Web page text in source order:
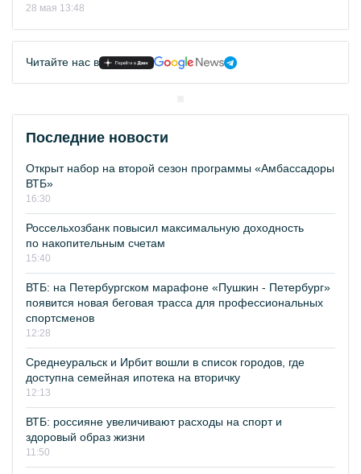
28 мая 13:48
Читайте нас в
Последние новости
Открыт набор на второй сезон программы «Амбассадоры
ВТБ»
16:30
Россельхозбанк повысил максимальную доходность
по накопительным счетам
15:40
ВТБ: на Петербургском марафоне «Пушкин - Петербург»
появится новая беговая трасса для профессиональных
спортсменов
12:28
Среднеуральск и Ирбит вошли в список городов, где
доступна семейная ипотека на вторичку
12:13
ВТБ: россияне увеличивают расходы на спорт и
здоровый образ жизни
11:50